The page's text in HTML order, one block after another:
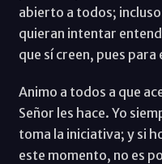
abierto a todos;
quieran intentar
que sí creen, pues
Animo a todos a que
Señor les hace. Yo
toma la iniciativa; y si
este momento, no es